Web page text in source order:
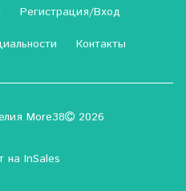
Регистрация/Вход
Контакты
More38 2026
на InSales